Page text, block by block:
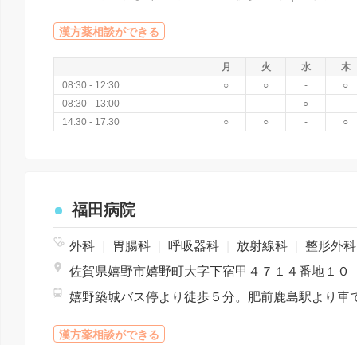
漢方薬相談ができる
月 火 水
木
08:30 - 12:30
○ ○ -
○
08:30 - 13:00
- - ○
-
14:30 - 17:30
○ ○ - ○
福田病院
外科 胃腸科 呼吸器科 放射線科
整形外
佐賀県嬉野市嬉野町大字下宿甲４７１４番地１０
漢方薬相談ができる